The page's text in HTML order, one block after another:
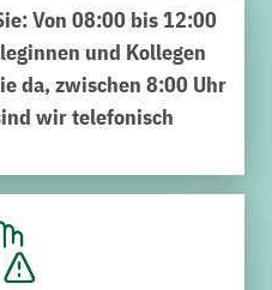
die Regionale
die Umwelt- und
sowie die Stadtwerke
App, Mobilität
spiegelt sich im
Angebot wider. Ziel
bessere mobile Vernetzung
so als Mobilitätsverbund
Von 08:00 bis 12:00
und Kollegen
da, zwischen 8:00 Uhr
wir telefonisch